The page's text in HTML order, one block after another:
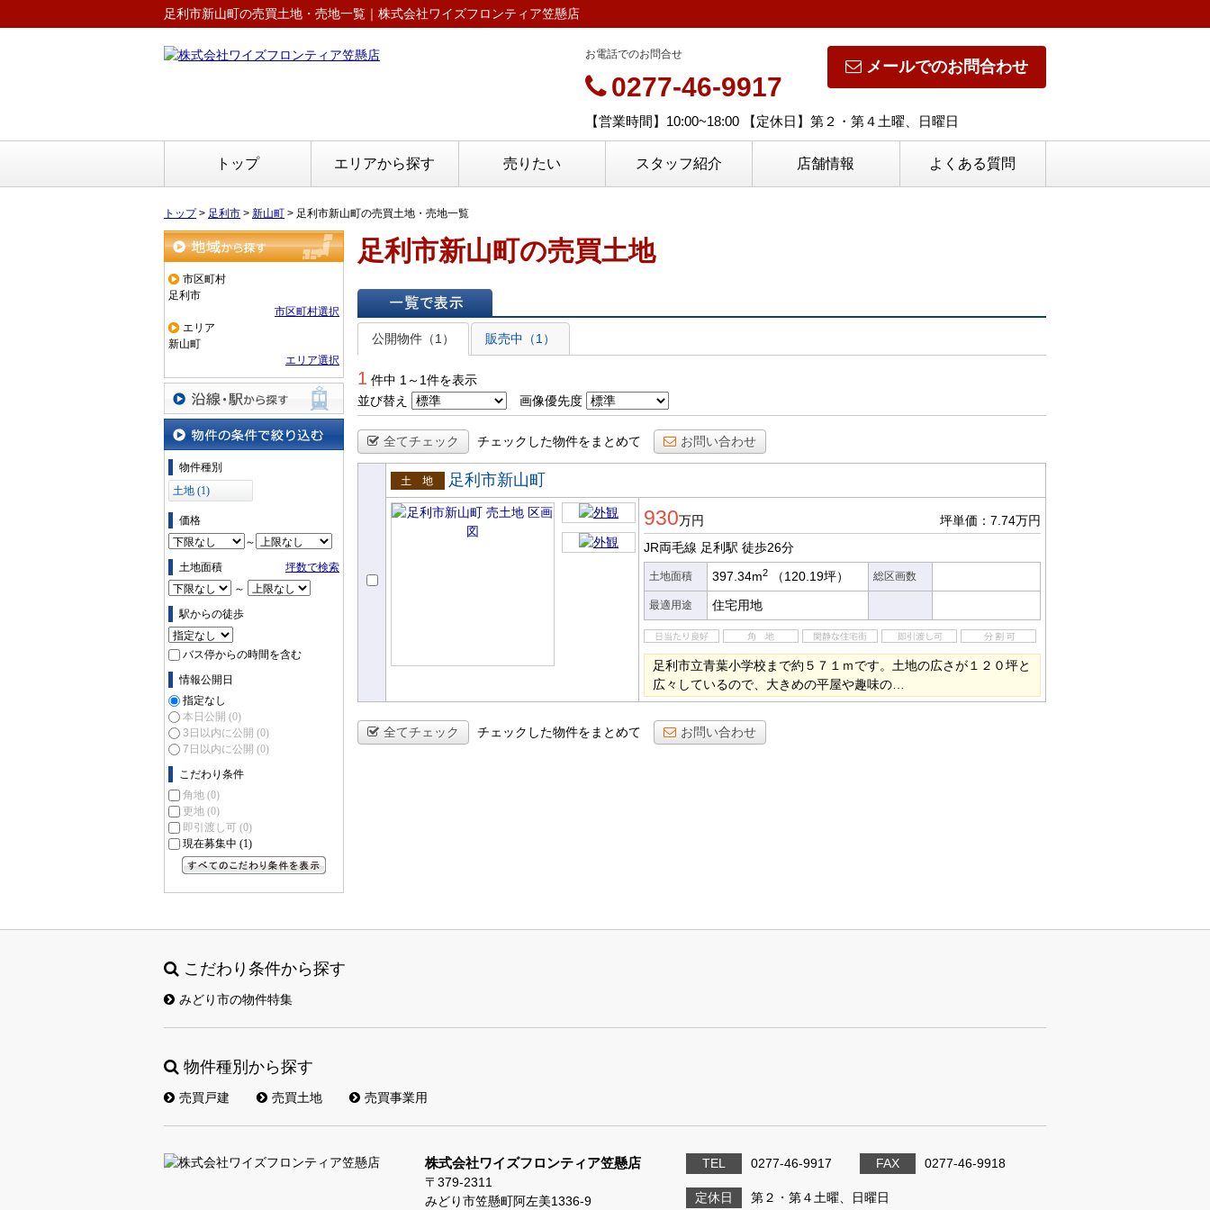
足利市新山町の売買土地・売地一覧｜株式会社ワイズフロンティア笠懸店
メールでのお問合わせ
お電話でのお問合せ
0277-46-9917
【営業時間】10:00~18:00 【定休日】第２・第４土曜、日曜日
トップ エリアから探す 売りたい スタッフ紹介 店舗情報 よくある質問
トップ> 足利市 > 新山町 > 足利市新山町の売買土地・売地一覧
地域から探す
市区町村
足利市
市区町村選択
エリア
新山町
エリア選択
沿線・駅から探す
物件の条件で絞り込む
物件種別
土地 (1)
価格
～
土地面積
坪数で検索
～
駅からの徒歩
バス停からの時間を含む
情報公開日
指定なし
本日公開 (0)
3日以内に公開 (0)
7日以内に公開 (0)
こだわり条件
角地 (0)
更地 (0)
即引渡し可 (0)
現在募集中 (1)
足利市新山町の売買土地
一覧で表示
公開物件（1）
販売中（1）
1 件中 1～1件を表示
並び替え
画像優先度
全てチェック チェックした物件をまとめて お問い合わせ
売土地
足利市新山町
930万円
坪単価：7.74万円
JR両毛線 足利駅 徒歩26分
土地面積 397.34m2 （120.19坪） 総区画数
最適用途 住宅用地
足利市立青葉小学校まで約５７１ｍです。土地の広さが１２０坪と
広々しているので、大きめの平屋や趣味の…
全てチェック チェックした物件をまとめて お問い合わせ
こだわり条件から探す
みどり市の物件特集
物件種別から探す
売買戸建 売買土地 売買事業用
株式会社ワイズフロンティア笠懸店
〒379-2311
みどり市笠懸町阿左美1336-9
TEL 0277-46-9917 FAX 0277-46-9918
定休日 第２・第４土曜、日曜日